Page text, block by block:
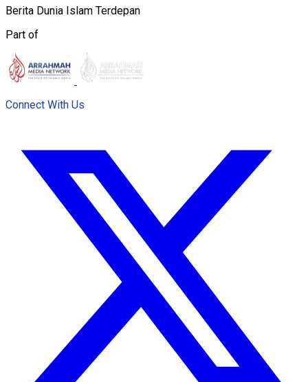
Berita Dunia Islam Terdepan
Part of
Connect With Us